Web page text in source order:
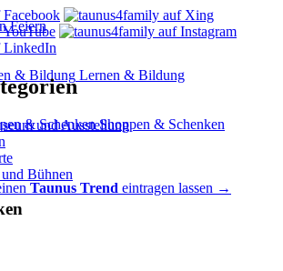
Feiern
Lernen & Bildung
Shoppen & Schenken
Taunus Trend eintragen lassen →
und Ausstellung
Bühnen